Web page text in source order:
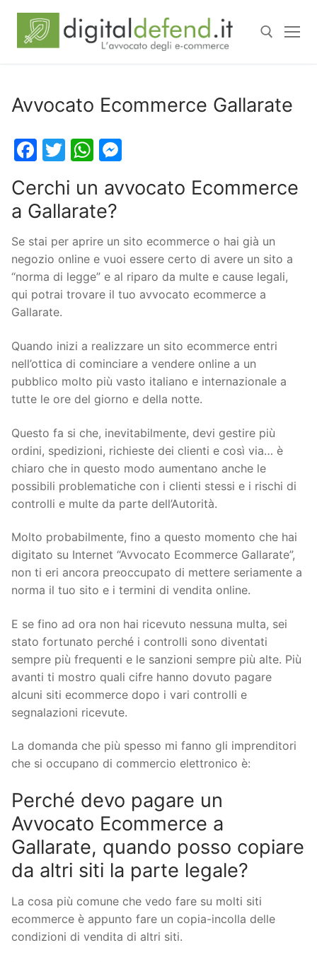
Avvocato Ecommerce Gallarate
Facebook
TwitterWhatsApp
Cerchi un avvocato Ecommerce
a Gallarate?
Se stai per aprire un sito ecommerce o hai già un
negozio online e vuoi essere certo di avere un sito a
“norma di legge” e al riparo da multe e cause legali,
qui potrai trovare il tuo avvocato ecommerce a
Gallarate.
Quando inizi a realizzare un sito ecommerce entri
nell’ottica di cominciare a vendere online a un
pubblico molto più vasto italiano e internazionale a
tutte le ore del giorno e della notte.
Questo fa si che, inevitabilmente, devi gestire più
ordini, spedizioni, richieste dei clienti e così via… è
chiaro che in questo modo aumentano anche le
possibili problematiche con i clienti stessi e i rischi di
controlli e multe da parte dell’Autorità.
Molto probabilmente, fino a questo momento che hai
digitato su Internet “Avvocato Ecommerce Gallarate”,
non ti eri ancora preoccupato di mettere seriamente a
norma il tuo sito e i termini di vendita online.
E se fino ad ora non hai ricevuto nessuna multa, sei
stato fortunato perché i controlli sono diventati
sempre più frequenti e le sanzioni sempre più alte. Più
avanti ti mostro quali cifre hanno dovuto pagare
alcuni siti ecommerce dopo i vari controlli e
segnalazioni ricevute.
La domanda che più spesso mi fanno gli imprenditori
che si occupano di commercio elettronico è:
Perché devo pagare un
Avvocato Ecommerce a
Gallarate, quando posso copiare
da altri siti la parte legale?
La cosa più comune che vedo fare su molti siti
ecommerce è appunto fare un copia-incolla delle
condizioni di vendita di altri siti.